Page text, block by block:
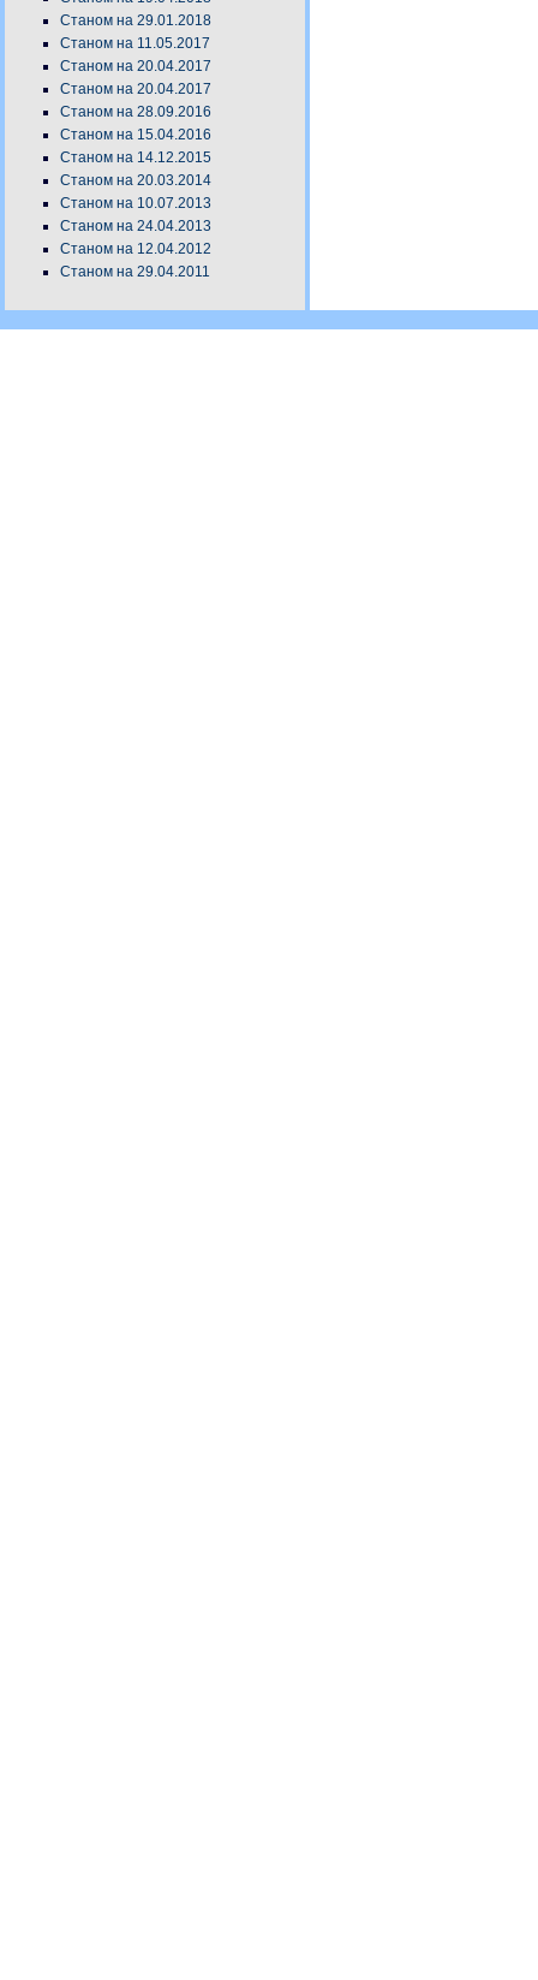
Станом на 29.01.2018
Станом на 11.05.2017
Станом на 20.04.2017
Станом на 20.04.2017
Станом на 28.09.2016
Станом на 15.04.2016
Станом на 14.12.2015
Станом на 20.03.2014
Станом на 10.07.2013
Станом на 24.04.2013
Станом на 12.04.2012
Станом на 29.04.2011